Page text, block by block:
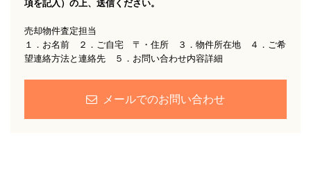
項を記入）の上、送信ください。
売却物件査定担当
１．お名前 ２．ご自宅 〒・住所 ３．物件所在地 ４．ご希
望連絡方法と連絡先 ５．お問い合わせ内容詳細
メールでのお問い合わせ